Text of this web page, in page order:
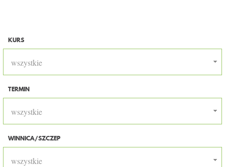
KURS
wszystkie
TERMIN
wszystkie
WINNICA/SZCZEP
wszystkie